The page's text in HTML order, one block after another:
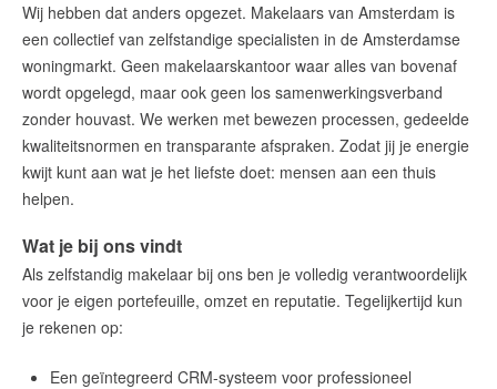
amsterdam@makelaarsvan.nl
+31 (0)20 333 11 10
English?
Wij hebben dat anders opgezet. Makelaars van Amsterdam is
een collectief van zelfstandige specialisten in de Amsterdamse
woningmarkt. Geen makelaarskantoor waar alles van bovenaf
wordt opgelegd, maar ook geen los samenwerkingsverband
zonder houvast. We werken met bewezen processen, gedeelde
kwaliteitsnormen en transparante afspraken. Zodat jij je energie
kwijt kunt aan wat je het liefste doet: mensen aan een thuis
helpen.
Wat je bij ons vindt
Als zelfstandig makelaar bij ons ben je volledig verantwoordelijk
voor je eigen portefeuille, omzet en reputatie. Tegelijkertijd kun
je rekenen op:
Een geïntegreerd CRM-systeem voor professioneel